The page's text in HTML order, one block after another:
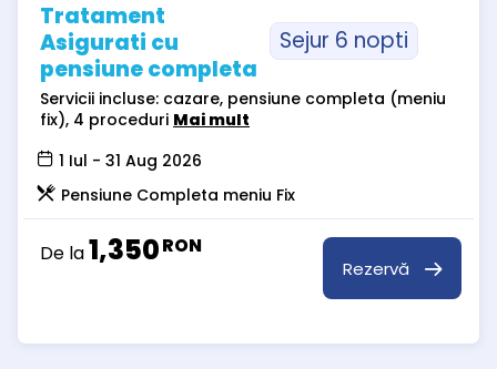
Tratament
Asigurati cu
pensiune completa
Sejur 6 nopti
Servicii incluse: cazare, pensiune completa (meniu
fix), 4 proceduri Mai mult
1 Iul - 31 Aug 2026
Pensiune Completa meniu Fix
De la1,350RON
Rezervă